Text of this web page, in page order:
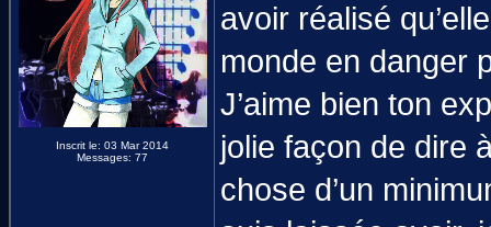
Inscrit le: 03 Mar 2014
Messages: 77
avoir réalisé
monde en danger
J’aime bien ton
jolie façon de dire
chose d’un